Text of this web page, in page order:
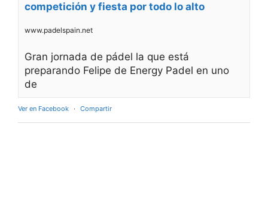
competición y fiesta por todo lo alto
www.padelspain.net
Gran jornada de pádel la que está
preparando Felipe de Energy Padel en uno
de
Ver en Facebook · Compartir